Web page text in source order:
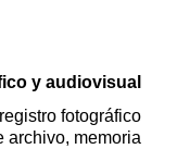
y audiovisual
fotográfico
archivo, memoria